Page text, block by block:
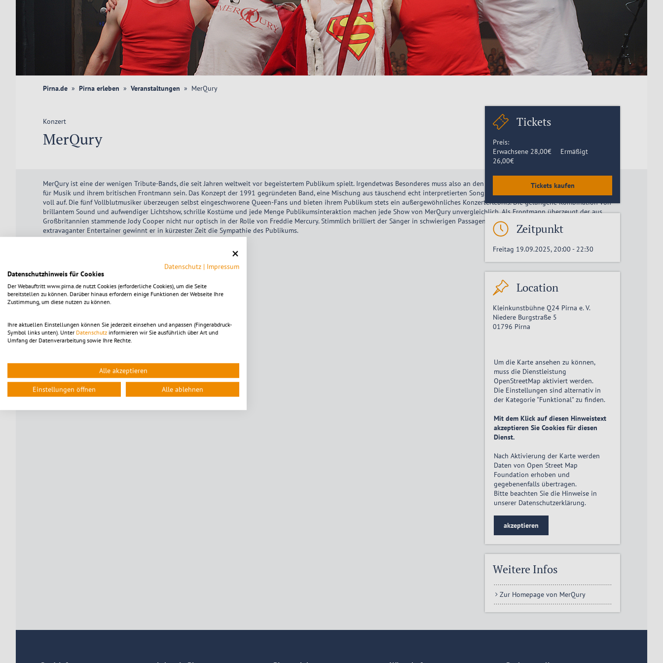
Pirna.de Pirna erleben Veranstaltungen MerQury
Konzert
MerQury
MerQury ist eine der wenigen Tribute-Bands, die seit Jahren weltweit vor begeistertem Publikum spielt. Irgendetwas Besonderes muss also an den vier Absolventen der Dresdner Hochschule
für Musik und ihrem britischen Frontmann sein. Das Konzept der 1991 gegründeten Band, eine Mischung aus täuschend echt interpretierten Songs und eigener musikalischer Kreativität, geht
voll auf. Die fünf Vollblutmusiker überzeugen selbst eingeschworene Queen-Fans und bieten ihrem Publikum stets ein außergewöhnliches Konzerterlebnis. Die gelungene Kombination von
brillantem Sound und aufwendiger Lichtshow, schrille Kostüme und jede Menge Publikumsinteraktion machen jede Show von MerQury unvergleichlich. Als Frontmann überzeugt der aus
Großbritannien stammende Jody Cooper nicht nur optisch in der Rolle von Freddie Mercury. Stimmlich brilliert der Sänger in schwierigen Passagen der weltbekannten Songs. Als
extravaganter Entertainer gewinnt er in kürzester Zeit die Sympathie des Publikums.
Tickets
Preis:
Erwachsene 28,00€
Ermäßigt
26,00€
Tickets kaufen
Zeitpunkt
Freitag 19.09.2025, 20:00 - 22:30
Location
Kleinkunstbühne Q24 Pirna e. V.
Niedere Burgstraße 5
01796 Pirna
Um die Karte ansehen zu können,
muss die Dienstleistung
OpenStreetMapaktiviert werden.
Die Einstellungen sind alternativ in
der Kategorie "Funktional" zu finden.
Mit dem Klick auf diesen Hinweistext
akzeptieren Sie Cookies für diesen
Dienst.
Nach Aktivierung der Karte werden
Daten von Open Street Map
Foundation erhoben und
gegebenenfalls übertragen.
Bitte beachten Sie die Hinweise in
unserer Datenschutzerklärung.
akzeptieren
Weitere Infos
Zur Homepage von MerQury
Datenschutz | Impressum
Datenschutzhinweis für Cookies
Der Webauftritt www.pirna.de nutzt Cookies (erforderliche Cookies), um die Seite
bereitstellen zu können. Darüber hinaus erfordern einige Funktionen der Webseite Ihre
Zustimmung, um diese nutzen zu können.
Ihre aktuellen Einstellungen können Sie jederzeit einsehen und anpassen (Fingerabdruck-
Symbol links unten). Unter Datenschutz informieren wir Sie ausführlich über Art und
Umfang der Datenverarbeitung sowie Ihre Rechte.
Alle akzeptieren
Einstellungen öffnen Alle ablehnen